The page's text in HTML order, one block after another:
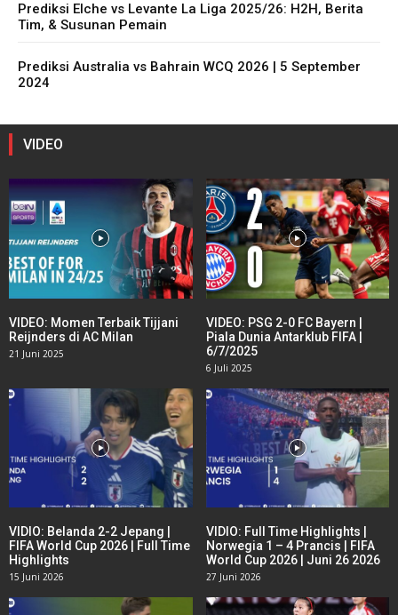
Prediksi Elche vs Levante La Liga 2025/26: H2H, Berita
Tim, & Susunan Pemain
Prediksi Australia vs Bahrain WCQ 2026 | 5 September
2024
VIDEO
VIDEO: Momen Terbaik Tijjani
Reijnders di AC Milan
21 Juni 2025
VIDEO: PSG 2-0 FC Bayern |
Piala Dunia Antarklub FIFA |
6/7/2025
6 Juli 2025
VIDIO: Belanda 2-2 Jepang |
FIFA World Cup 2026 | Full Time
Highlights
15 Juni 2026
VIDIO: Full Time Highlights |
Norwegia 1 – 4 Prancis | FIFA
World Cup 2026 | Juni 26 2026
27 Juni 2026